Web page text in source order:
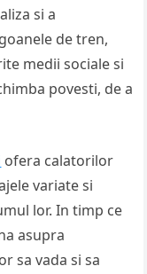
si a
de tren,
medii sociale si
povesti, de a
ofera calatorilor
variate si
lor. In timp ce
asupra
sa vada si sa